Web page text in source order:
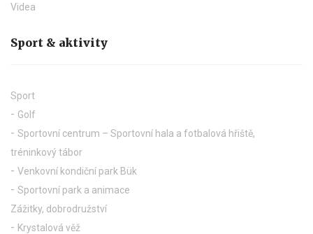
Videa
Sport & aktivity
Sport
Golf
Sportovní centrum – Sportovní hala a fotbalová hřiště,
tréninkový tábor
Venkovní kondiční park Bük
Sportovní park a animace
Zážitky, dobrodružství
Krystalová věž